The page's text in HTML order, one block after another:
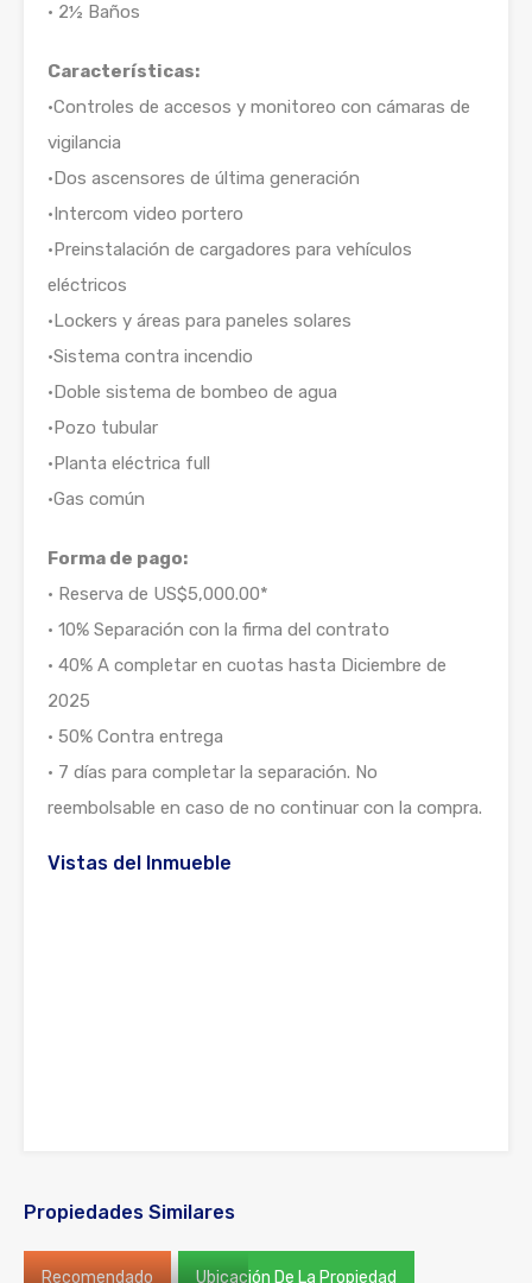
• 2½ Baños
Características:
•Controles de accesos y monitoreo con cámaras de
vigilancia
•Dos ascensores de última generación
•Intercom video portero
•Preinstalación de cargadores para vehículos
eléctricos
•Lockers y áreas para paneles solares
•Sistema contra incendio
•Doble sistema de bombeo de agua
•Pozo tubular
•Planta eléctrica full
•Gas común
Forma de pago:
• Reserva de US$5,000.00*
• 10% Separación con la firma del contrato
• 40% A completar en cuotas hasta Diciembre de
2025
• 50% Contra entrega
• 7 días para completar la separación. No
reembolsable en caso de no continuar con la compra.
Vistas del Inmueble
Propiedades Similares
Recomendado Ubicación De La Propiedad